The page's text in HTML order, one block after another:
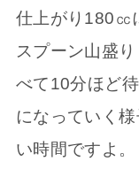
仕上がり180㏄
スプーン山盛
べて10分ほど
になっていく
い時間ですよ。